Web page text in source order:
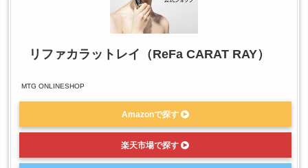
リファカラットレイ（ReFa CARAT RAY）
MTG ONLINESHOP
Amazonで探す
楽天市場で探す